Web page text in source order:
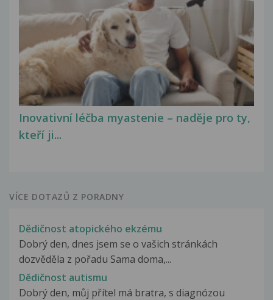
Inovativní léčba myastenie – naděje pro ty,
kteří ji...
VÍCE DOTAZŮ Z PORADNY
Dědičnost atopického ekzému
Dobrý den, dnes jsem se o vašich stránkách
dozvěděla z pořadu Sama doma,...
Dědičnost autismu
Dobrý den, můj přítel má bratra, s diagnózou